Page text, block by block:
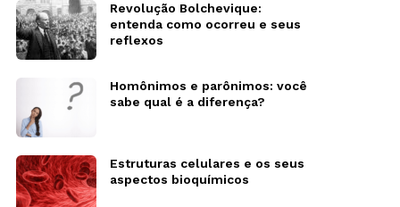
Revolução Bolchevique:
entenda como ocorreu e seus
reflexos
Homônimos e parônimos: você
sabe qual é a diferença?
Estruturas celulares e os seus
aspectos bioquímicos